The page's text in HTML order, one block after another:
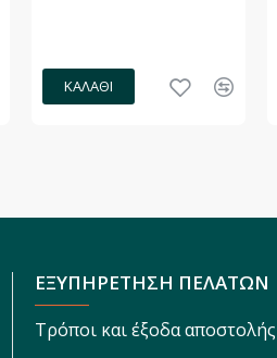
ΚΑΛΆΘΙ
ΕΞΥΠΗΡΕΤΗΣΗ ΠΕΛΑΤΩΝ
Τρόποι και έξοδα αποστολής